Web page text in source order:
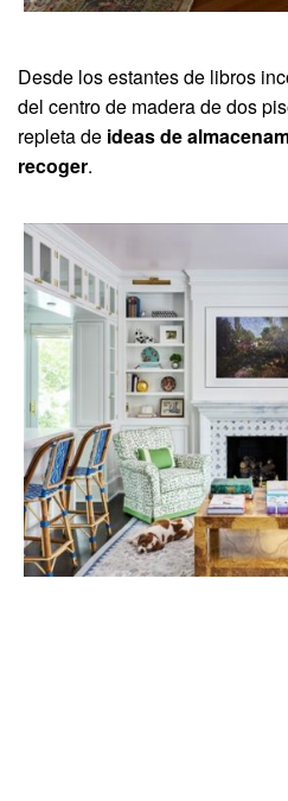
Desde los estantes de libros
del centro de madera de dos
repleta de ideas de
recoger.